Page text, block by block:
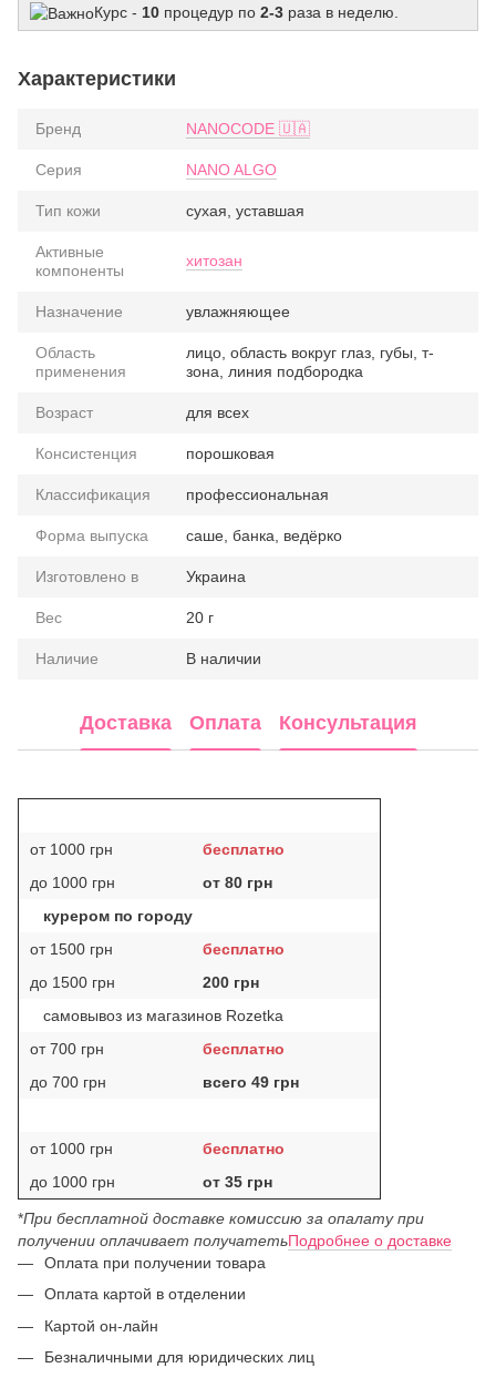
Курс - 10 процедур по 2-3 раза в неделю.
Характеристики
Бренд NANOCODE 🇺🇦
Серия NANO ALGO
Тип кожи сухая, уставшая
Активные
компоненты
хитозан
Назначение увлажняющее
Область
применения
лицо, область вокруг глаз, губы, т-
зона, линия подбородка
Возраст для всех
Консистенция порошковая
Классификация профессиональная
Форма выпуска саше, банка, ведёрко
Изготовлено в Украина
Вес 20 г
Наличие В наличии
Доставка Оплата Консультация
от 1000 грн
бесплатно
до 1000 грн
от 80 грн
курером по городу
от 1500 грн
бесплатно
до 1500 грн
200 грн
самовывоз из магазинов Rozetka
от 700 грн
бесплатно
до 700 грн
всего 49 грн
от 1000 грн
бесплатно
до 1000 грн
от 35 грн
*При бесплатной доставке комиссию за опалату при
получении оплачивает получатетьПодробнее о доставке
Оплата при получении товара
Оплата картой в отделении
Картой он-лайн
Безналичными для юридических лиц